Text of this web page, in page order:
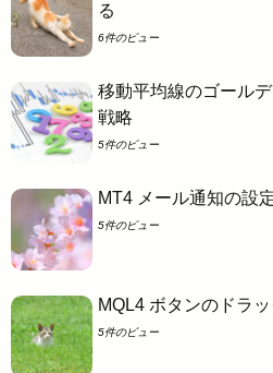
る
6件のビュー
移動平均線のゴール
戦略
5件のビュー
MT4 メール通知の設
5件のビュー
MQL4 ボタンのドラ
5件のビュー